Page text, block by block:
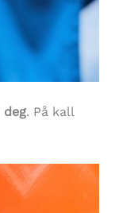
deg. På kall